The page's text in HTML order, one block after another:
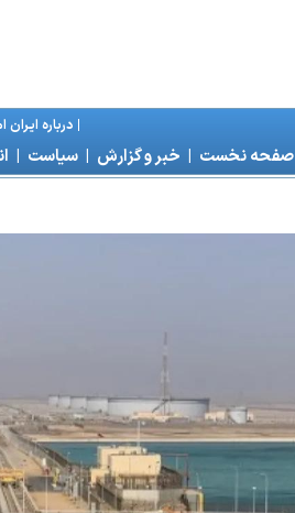
|درباره ايران
صفحه نخست | خبر و گزارش | سياست |